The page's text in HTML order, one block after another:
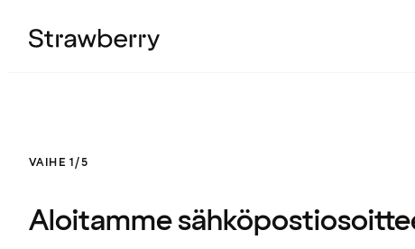
VAIHE 1/5
Aloitamme